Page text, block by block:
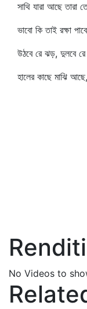
সাথি যারা আছে তারা
ভাবো কি তাই রক্ষা
উঠবে রে ঝড়, দুলবে
হালের কাছে মাঝি
No Videos to